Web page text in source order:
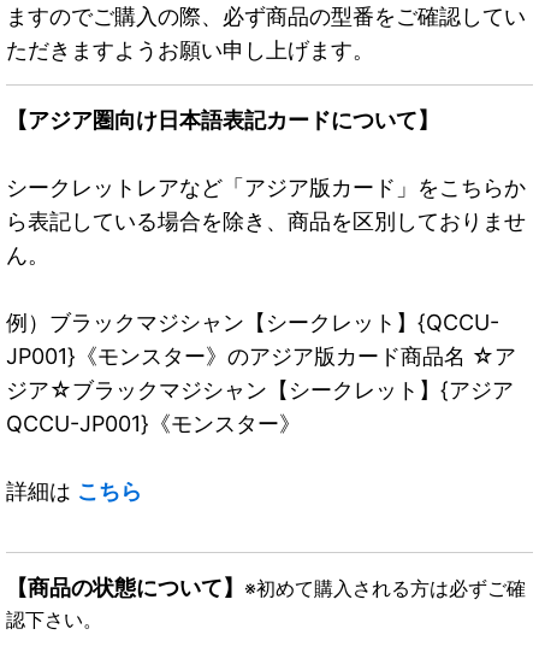
ますのでご購入の際、必ず商品の型番をご確認してい
ただきますようお願い申し上げます。
【アジア圏向け日本語表記カードについて】
シークレットレアなど「アジア版カード」をこちらか
ら表記している場合を除き、商品を区別しておりませ
ん。
例）ブラックマジシャン【シークレット】{QCCU-
JP001}《モンスター》のアジア版カード商品名 ☆ア
ジア☆ブラックマジシャン【シークレット】{アジア
QCCU-JP001}《モンスター》
詳細は こちら
【商品の状態について】 ※初めて購入される方は必ずご確
認下さい。